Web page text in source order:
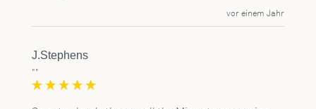
vor einem Jahr
J.Stephens
""